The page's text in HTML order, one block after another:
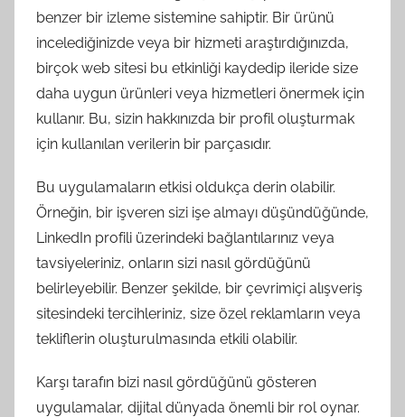
benzer bir izleme sistemine sahiptir. Bir ürünü
incelediğinizde veya bir hizmeti araştırdığınızda,
birçok web sitesi bu etkinliği kaydedip ileride size
daha uygun ürünleri veya hizmetleri önermek için
kullanır. Bu, sizin hakkınızda bir profil oluşturmak
için kullanılan verilerin bir parçasıdır.
Bu uygulamaların etkisi oldukça derin olabilir.
Örneğin, bir işveren sizi işe almayı düşündüğünde,
LinkedIn profili üzerindeki bağlantılarınız veya
tavsiyeleriniz, onların sizi nasıl gördüğünü
belirleyebilir. Benzer şekilde, bir çevrimiçi alışveriş
sitesindeki tercihleriniz, size özel reklamların veya
tekliflerin oluşturulmasında etkili olabilir.
Karşı tarafın bizi nasıl gördüğünü gösteren
uygulamalar, dijital dünyada önemli bir rol oynar.